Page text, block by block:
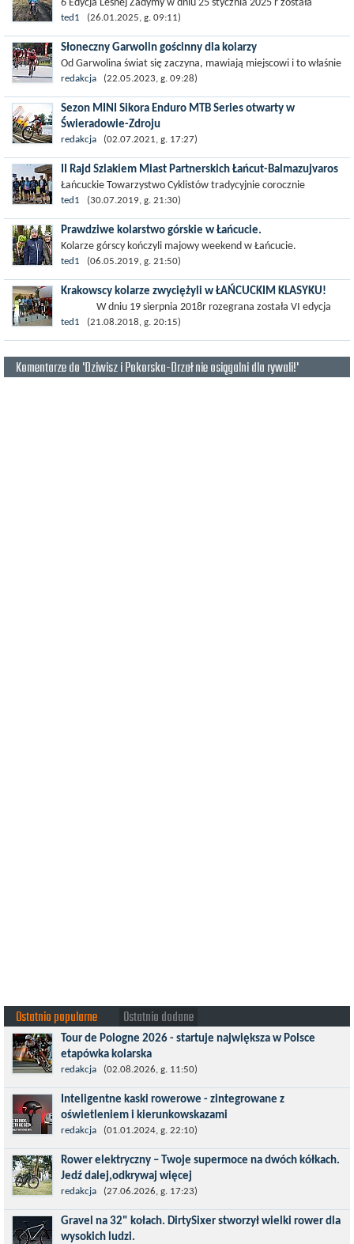
6 Edycja Leśnej Zadymy w dniu 25 stycznia 2025 r została
rozegrana na terenie masywu leśnego Leśnictwa Czarna i Potok.
Trasa przygotowana dla...
ted1 (26.01.2025, g. 09:11)
Słoneczny Garwolin gościnny dla kolarzy
Od Garwolina świat się zaczyna, mawiają miejscowi i to właśnie
miasto położone nad Wilgą było gospodarzem trzeciego etapu
ŻTC BIKE RACE 2023,...
redakcja (22.05.2023, g. 09:28)
Sezon MINI Sikora Enduro MTB Series otwarty w
Świeradowie-Zdroju
Pierwsze zawody od ponad 1,5 roku, rekordowa frekwencja i
powrót enduro do kultowej miejscówki - przed organizatorem
MINI Sikora...
redakcja (02.07.2021, g. 17:27)
II Rajd Szlakiem Miast Partnerskich Łańcut-Balmazujvaros
Łańcuckie Towarzystwo Cyklistów tradycyjnie corocznie
odwiedza jedno z miast partnerskich Łańcuta . Przedstawiciele
Zarządu ŁTC...
ted1 (30.07.2019, g. 21:30)
Prawdziwe kolarstwo górskie w Łańcucie.
Kolarze górscy kończyli majowy weekend w Łańcucie.
Organizatorzy przygotowali dwa dystanse Mini 29 km i
przewyższeniu 300 m oraz Maxi 56 km...
ted1 (06.05.2019, g. 21:50)
Krakowscy kolarze zwyciężyli w ŁAŃCUCKIM KLASYKU!
W dniu 19 sierpnia 2018r rozegrana została VI edycja
Łańcuckiego Klasyka Szosowego im. gen....
ted1 (21.08.2018, g. 20:15)
Komentarze do 'Dziwisz i Pokorska-Drzał nie osiągalni dla rywali!'
Ostatnio popularne Ostatnio dodane
Tour de Pologne 2026 - startuje największa w Polsce
etapówka kolarska
Tour de Pologne 2026 to jedno z najbardziej prestiżowych
wydarzeń sportowych w Polsce. wyścig zaliczany po raz 22. do
prestiżowego cyklu UCI World...
redakcja (02.08.2026, g. 11:50)
Inteligentne kaski rowerowe - zintegrowane z
oświetleniem i kierunkowskazami
Temat bezpieczeństwa jazdy wchodzi na nowy poziom. Do tej
pory kask było odpowiedzialny przede wszystkim za
bezpieczeństwo rowerzysty, ochronę...
redakcja (01.01.2024, g. 22:10)
Rower elektryczny – Twoje supermoce na dwóch kółkach.
Jedź dalej,odkrywaj więcej
Marzenia o dalekich podróżach bez ogromnego zmęczenia stają
się rzeczywistością dzięki nowoczesnym technologiom ukrytym
w jednośladach....
redakcja (27.06.2026, g. 17:23)
Gravel na 32" kołach. DirtySixer stworzył wielki rower dla
wysokich ludzi.